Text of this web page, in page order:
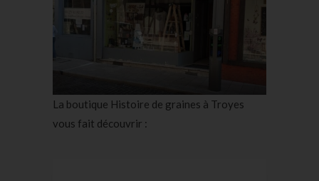
La boutique Histoire de graines à Troyes
vous fait découvrir :